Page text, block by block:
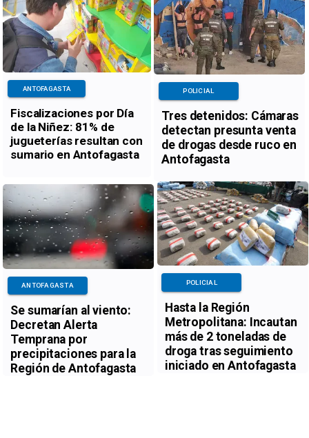
Fiscalizaciones por Día
de la Niñez: 81% de
jugueterías resultan con
sumario en Antofagasta
ANTOFAGASTA
Tres detenidos: Cámaras
detectan presunta venta
de drogas desde ruco en
Antofagasta
POLICIAL
Se sumarían al viento:
Decretan Alerta
Temprana por
precipitaciones para la
Región de Antofagasta
ANTOFAGASTA
Hasta la Región
Metropolitana: Incautan
más de 2 toneladas de
droga tras seguimiento
iniciado en Antofagasta
POLICIAL